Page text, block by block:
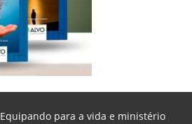
Equipando para a vida e ministério